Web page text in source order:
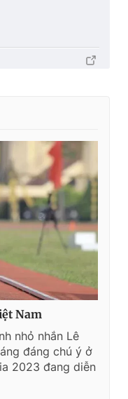
Nam
nhỏ nhắn Lê
đáng chú ý ở
2023 đang diễn